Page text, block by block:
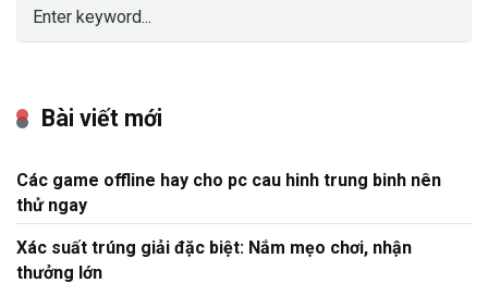
Bài viết mới
Các game offline hay cho pc cau hinh trung binh nên
thử ngay
Xác suất trúng giải đặc biệt: Nắm mẹo chơi, nhận
thưởng lớn